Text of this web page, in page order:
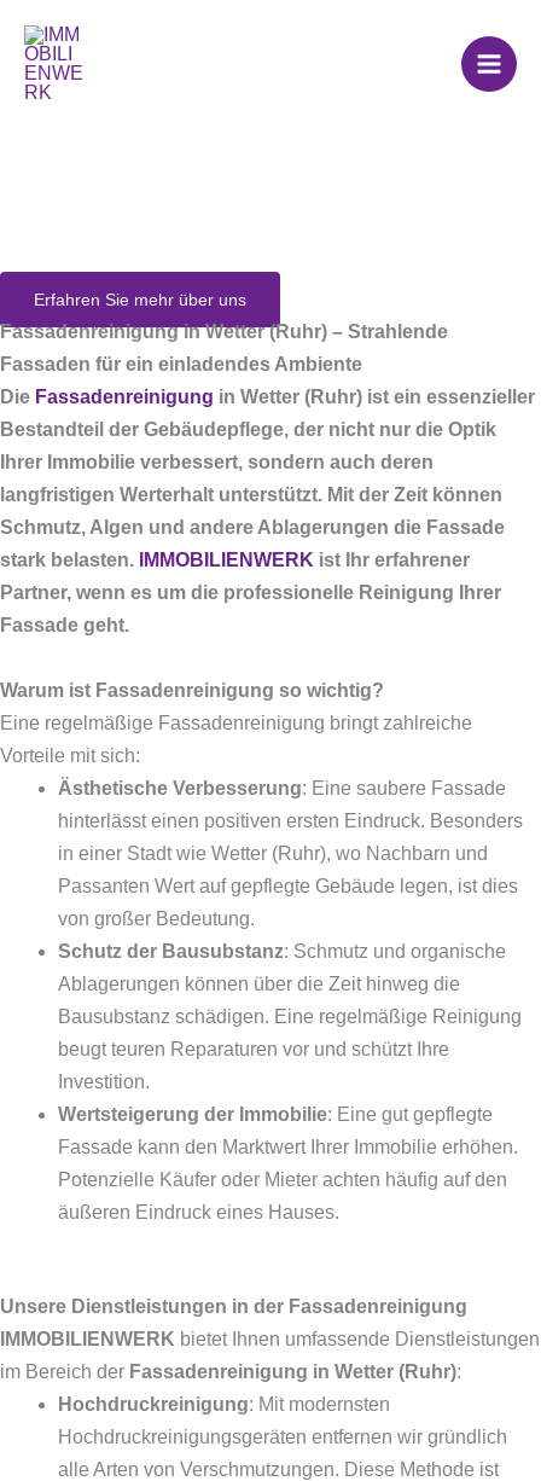
Inhalt
springen
Fassadenreinigung
Erfahren Sie mehr über uns
Fassadenreinigung in Wetter (Ruhr) – Strahlende
Fassaden für ein einladendes Ambiente
Die Fassadenreinigung in Wetter (Ruhr) ist ein essenzieller
Bestandteil der Gebäudepflege, der nicht nur die Optik
Ihrer Immobilie verbessert, sondern auch deren
langfristigen Werterhalt unterstützt. Mit der Zeit können
Schmutz, Algen und andere Ablagerungen die Fassade
stark belasten.
IMMOBILIENWERK ist Ihr erfahrener
Partner, wenn es um die professionelle Reinigung Ihrer
Fassade geht.
Warum ist Fassadenreinigung so wichtig?
Eine regelmäßige Fassadenreinigung bringt zahlreiche
Vorteile mit sich:
Ästhetische Verbesserung: Eine saubere Fassade
hinterlässt einen positiven ersten Eindruck. Besonders
in einer Stadt wie Wetter (Ruhr), wo Nachbarn und
Passanten Wert auf gepflegte Gebäude legen, ist dies
von großer Bedeutung.
Schutz der Bausubstanz: Schmutz und organische
Ablagerungen können über die Zeit hinweg die
Bausubstanz schädigen. Eine regelmäßige Reinigung
beugt teuren Reparaturen vor und schützt Ihre
Investition.
Wertsteigerung der Immobilie: Eine gut gepflegte
Fassade kann den Marktwert Ihrer Immobilie erhöhen.
Potenzielle Käufer oder Mieter achten häufig auf den
äußeren Eindruck eines Hauses.
Unsere Dienstleistungen in der Fassadenreinigung
IMMOBILIENWERK bietet Ihnen umfassende Dienstleistungen
im Bereich der Fassadenreinigung in Wetter (Ruhr):
Hochdruckreinigung: Mit modernsten
Hochdruckreinigungsgeräten entfernen wir gründlich
alle Arten von Verschmutzungen. Diese Methode ist